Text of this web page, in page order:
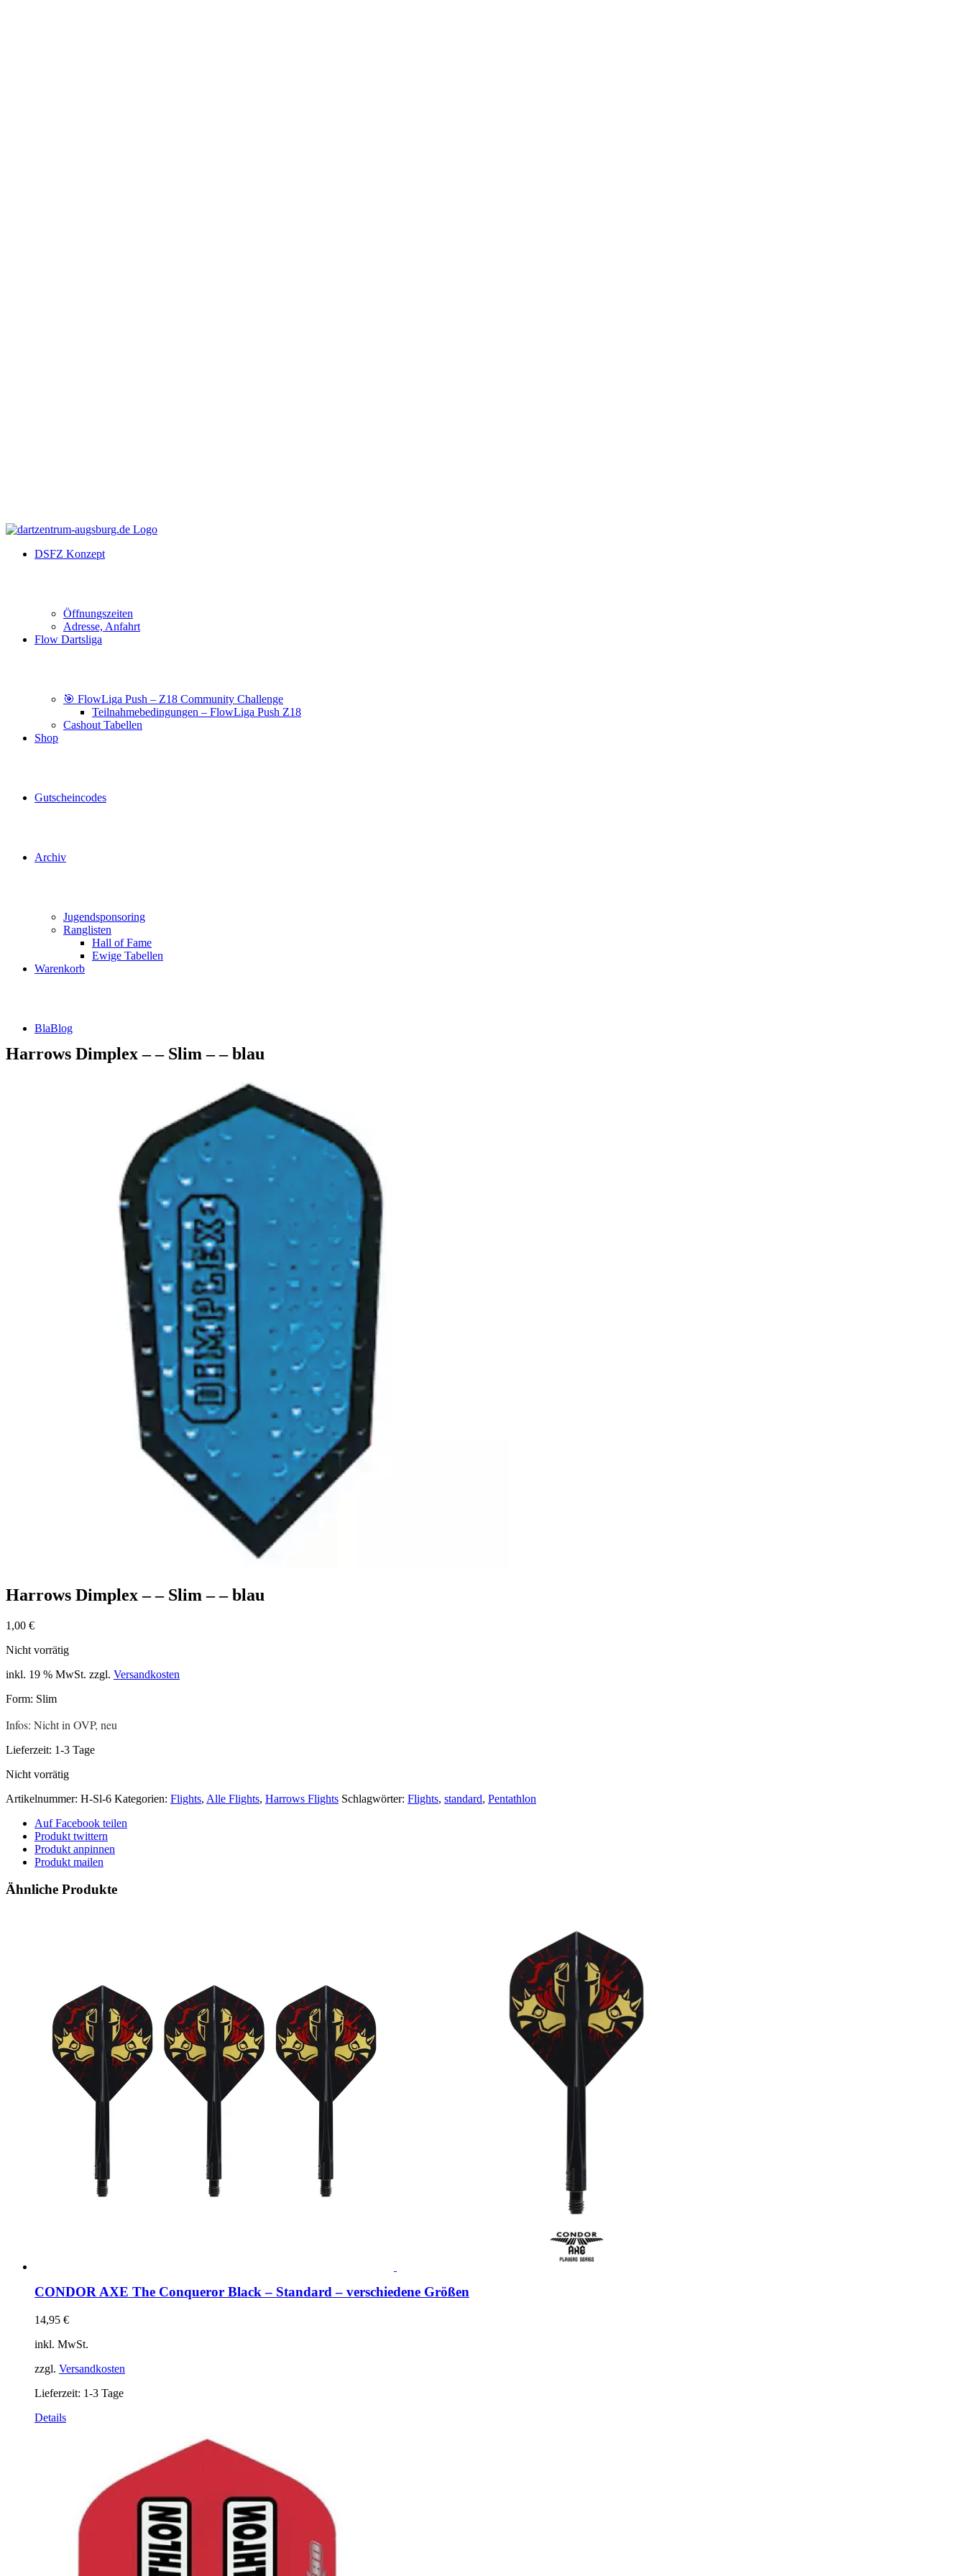
DSFZ Konzept
Öffnungszeiten
Adresse, Anfahrt
Flow Dartsliga
🎯 FlowLiga Push – Z18 Community Challenge
Teilnahmebedingungen – FlowLiga Push Z18
Cashout Tabellen
Shop
Gutscheincodes
Archiv
Jugendsponsoring
Ranglisten
Hall of Fame
Ewige Tabellen
Warenkorb
BlaBlog
Öffnungszeiten
Adresse, Anfahrt
🎯 FlowLiga Push – Z18 Community Challenge
Teilnahmebedingungen – FlowLiga Push Z18
Cashout Tabellen
Jugendsponsoring
Hall of Fame
Ewige Tabellen
Harrows Dimplex – – Slim – – blau
Harrows Dimplex – – Slim – – blau
1,00 €
Nicht vorrätig
inkl. 19 % MwSt. zzgl. Versandkosten
Form: Slim
Infos: Nicht in OVP, neu
Lieferzeit: 1-3 Tage
Nicht vorrätig
Artikelnummer: H-Sl-6 Kategorien: Flights, Alle Flights, Harrows Flights Schlagwörter: Flights, standard, Pentathlon
Auf Facebook teilen
Produkt twittern
Produkt anpinnen
Produkt mailen
Ähnliche Produkte
CONDOR AXE The Conqueror Black – Standard – verschiedene Größen
14,95 €
inkl. MwSt.
zzgl. Versandkosten
Lieferzeit: 1-3 Tage
Dieses
Details